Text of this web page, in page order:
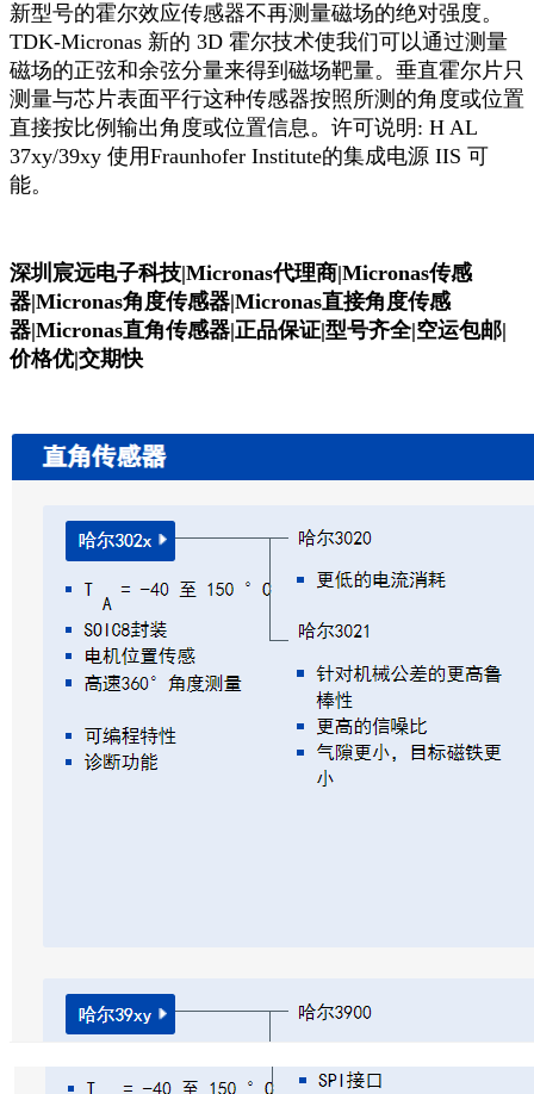
新型号的霍尔效应传感器不再测量磁场的绝对强度。
TDK-Micronas 新的 3D 霍尔技术使我们可以通过测量
磁场的正弦和余弦分量来得到磁场靶量。垂直霍尔片只
测量与芯片表面平行这种传感器按照所测的角度或位置
直接按比例输出角度或位置信息。许可说明: H AL
37xy/39xy 使用Fraunhofer Institute的集成电源 IIS 可
能。
深圳宸远电子科技|Micronas代理商|Micronas传感
器|Micronas角度传感器|Micronas直接角度传感
器|Micronas直角传感器|正品保证|型号齐全|空运包邮|
价格优|交期快